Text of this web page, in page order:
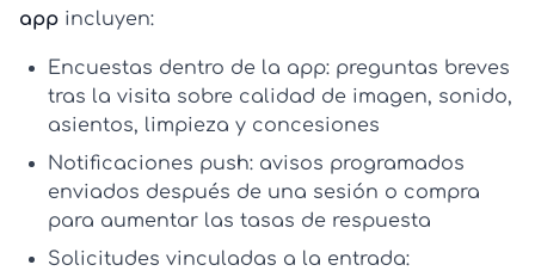
app incluyen:
Encuestas dentro de la app: preguntas breves
tras la visita sobre calidad de imagen, sonido,
asientos, limpieza y concesiones
Notificaciones push: avisos programados
enviados después de una sesión o compra
para aumentar las tasas de respuesta
Solicitudes vinculadas a la entrada: